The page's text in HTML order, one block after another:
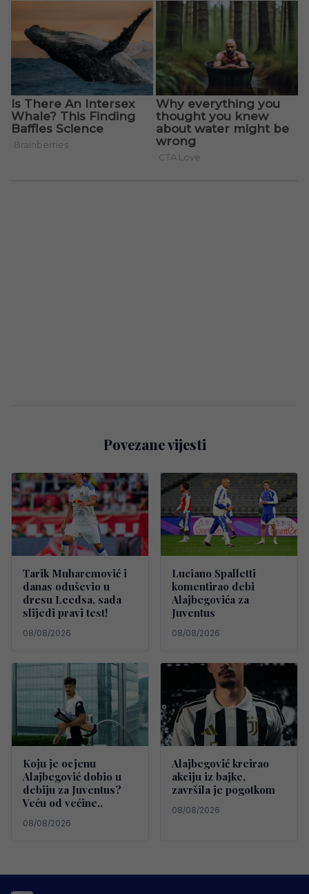
Povezane vijesti
Tarik Muharemović i
danas oduševio u
dresu Leedsa, sada
slijedi pravi test!
08/08/2026
Luciano Spalletti
komentirao debi
Alajbegovića za
Juventus
08/08/2026
Koju je ocjenu
Alajbegović dobio u
debiju za Juventus?
Veću od većine..
08/08/2026
Alajbegović kreirao
akciju iz bajke,
završila je pogotkom
08/08/2026